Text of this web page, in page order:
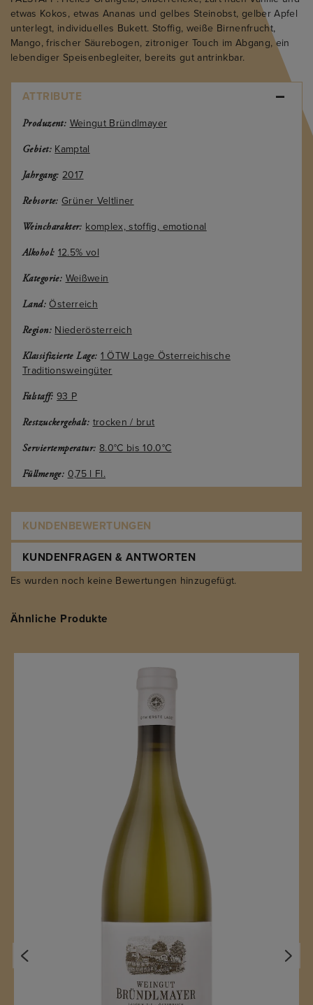
etwas Kokos, etwas Ananas und gelbes Steinobst, gelber Apfel
unterlegt, individuelles Bukett. Stoffig, weiße Birnenfrucht,
Mango, frischer Säurebogen, zitroniger Touch im Abgang, ein
lebendiger Speisenbegleiter, bereits gut antrinkbar.
ATTRIBUTE
Produzent: Weingut Bründlmayer
Gebiet: Kamptal
Jahrgang: 2017
Rebsorte: Grüner Veltliner
Weincharakter: komplex, stoffig, emotional
Alkohol: 12.5% vol
Kategorie: Weißwein
Land: Österreich
Region: Niederösterreich
Klassifizierte Lage: 1 ÖTW Lage Österreichische
Traditionsweingüter
Falstaff: 93 P
Restzuckergehalt: trocken / brut
Serviertemperatur: 8.0°C bis 10.0°C
Füllmenge: 0,75 l Fl.
KUNDENBEWERTUNGEN
KUNDENFRAGEN & ANTWORTEN
Es wurden noch keine Bewertungen hinzugefügt.
Ähnliche Produkte